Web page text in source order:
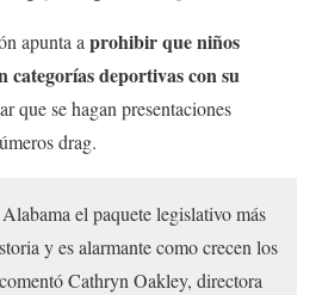
apunta a prohibir que niños
categorías deportivas con su
que se hagan presentaciones
drag.
el paquete legislativo más
y es alarmante como crecen los
Cathryn Oakley, directora